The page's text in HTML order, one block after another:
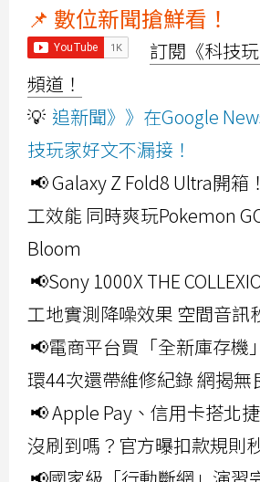
📌 數位新聞搶鮮看！
訂閱《科技
頻道！
💡 追新聞》》在Google
技玩家好文不漏接！
📢 Galaxy Z Fold8 Ultra開箱
工效能 同時爽玩Pokemon
Bloom
📢Sony 1000X THE
工地實測降噪效果 空間音訊
📢電商平台買「全新庫存機
環44次還帶維修紀錄 網揭無
📢 Apple Pay、信用卡搭北
沒刷到嗎？官方曝扣款規則